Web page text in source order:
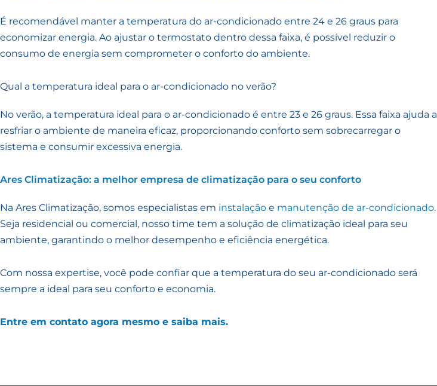
É recomendável manter a temperatura do ar-condicionado entre 24 e 26 graus para
economizar energia. Ao ajustar o termostato dentro dessa faixa, é possível reduzir o
consumo de energia sem comprometer o conforto do ambiente.
Qual a temperatura ideal para o ar-condicionado no verão?
No verão, a temperatura ideal para o ar-condicionado é entre 23 e 26 graus. Essa faixa ajuda a
resfriar o ambiente de maneira eficaz, proporcionando conforto sem sobrecarregar o
sistema e consumir excessiva energia.
Ares Climatização: a melhor empresa de climatização para o seu conforto
Na Ares Climatização, somos especialistas em instalação e manutenção de ar-condicionado.
Seja residencial ou comercial, nosso time tem a solução de climatização ideal para seu
ambiente, garantindo o melhor desempenho e eficiência energética.
Com nossa expertise, você pode confiar que a temperatura do seu ar-condicionado será
sempre a ideal para seu conforto e economia.
Entre em contato agora mesmo e saiba mais.